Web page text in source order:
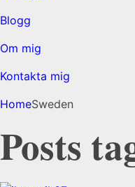
Blogg
Om mig
Kontakta mig
HomeSweden
Posts